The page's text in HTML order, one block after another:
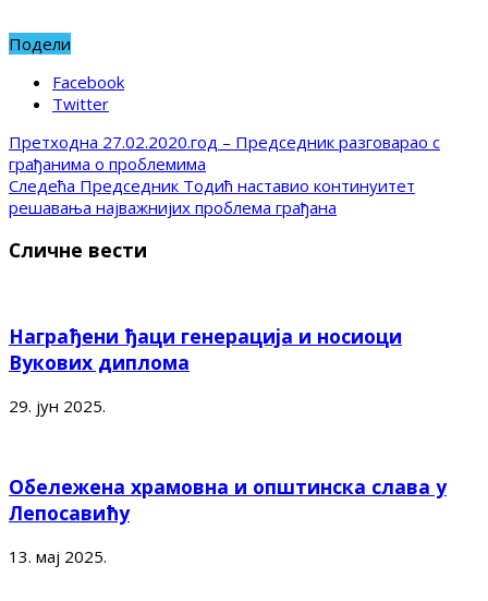
Подели
Facebook
Twitter
Претходна 27.02.2020.год – Председник разговарао с
грађанима о проблемима
Следећа Председник Тодић наставио континуитет
решавања најважнијих проблема грађана
Сличне вести
Награђени ђаци генерација и носиоци
Вукових диплома
29. јун 2025.
Обележена храмовна и општинска слава у
Лепосавићу
13. мај 2025.